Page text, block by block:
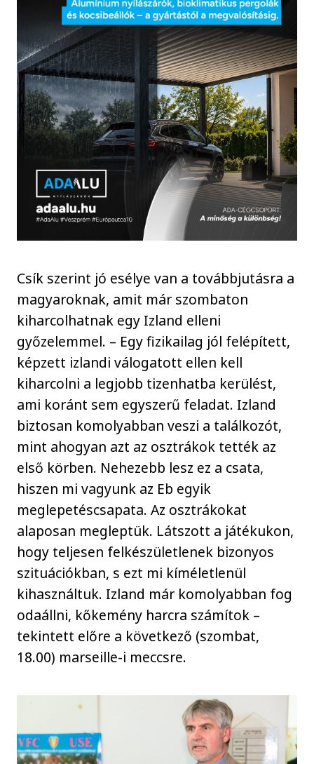
Csík szerint jó esélye van a továbbjutásra a
magyaroknak, amit már szombaton
kiharcolhatnak egy Izland elleni
győzelemmel. – Egy fizikailag jól felépített,
képzett izlandi válogatott ellen kell
kiharcolni a legjobb tizenhatba kerülést,
ami koránt sem egyszerű feladat. Izland
biztosan komolyabban veszi a találkozót,
mint ahogyan azt az osztrákok tették az
első körben. Nehezebb lesz ez a csata,
hiszen mi vagyunk az Eb egyik
meglepetéscsapata. Az osztrákokat
alaposan megleptük. Látszott a játékukon,
hogy teljesen felkészületlenek bizonyos
szituációkban, s ezt mi kíméletlenül
kihasználtuk. Izland már komolyabban fog
odaállni, kőkemény harcra számítok –
tekintett előre a következő (szombat,
18.00) marseille-i meccsre.